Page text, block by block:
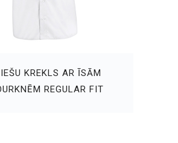
KREKLS AR ĪSĀM
REGULAR FIT